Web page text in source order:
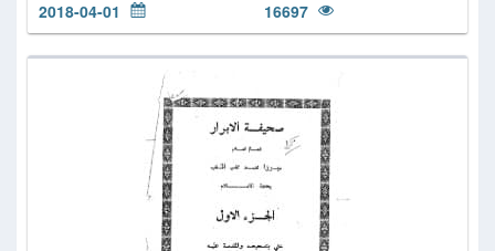
16697
2018-04-01